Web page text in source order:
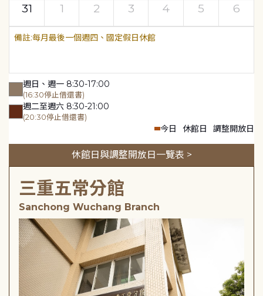
31
1 2 3 4 5 6
每月最後一個週四、國定假日休館
週日、週一 8:30-17:00
(16:30停止借還書)
週二至週六 8:30-21:00
(20:30停止借還書)
今日 休館日 調整開放日
休館日與調整開放日一覽表 >
三重五常分館
Sanchong Wuchang Branch